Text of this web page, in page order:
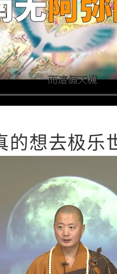
的想去极乐